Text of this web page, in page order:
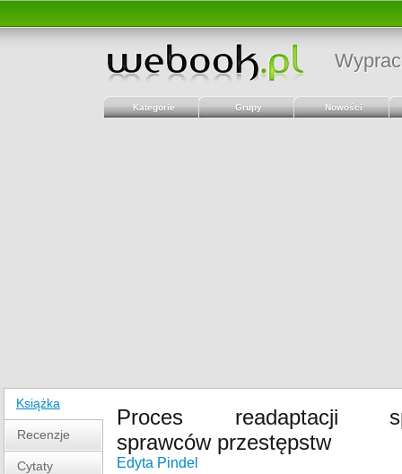
Kategorie Grupy Nowości
Książka
Recenzje
Cytaty
Proces readaptacji
sprawców przestępstw
Edyta Pindel